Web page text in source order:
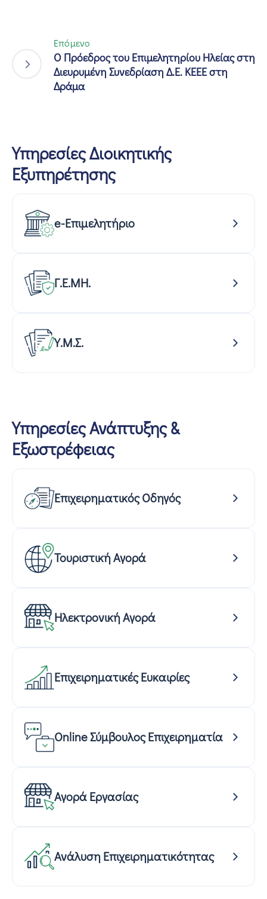
Επόμενο
Ο Πρόεδρος του Επιμελητηρίου Ηλείας στη
Διευρυμένη Συνεδρίαση Δ.Ε. ΚΕΕΕ στη
Δράμα
Υπηρεσίες Διοικητικής
Εξυπηρέτησης
e-Επιμελητήριο
Γ.Ε.ΜΗ.
Υ.Μ.Σ.
Υπηρεσίες Ανάπτυξης &
Εξωστρέφειας
Επιχειρηματικός Οδηγός
Τουριστική Αγορά
Ηλεκτρονική Αγορά
Επιχειρηματικές Ευκαιρίες
Online Σύμβουλος Επιχειρηματία
Αγορά Εργασίας
Ανάλυση Επιχειρηματικότητας